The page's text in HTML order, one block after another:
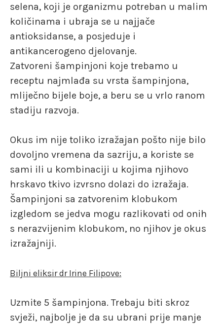
selena, koji je organizmu potreban u malim
količinama i ubraja se u najjače
antioksidanse, a posjeduje i
antikancerogeno djelovanje.
Zatvoreni šampinjoni koje trebamo u
receptu najmlađa su vrsta šampinjona,
mliječno bijele boje, a beru se u vrlo ranom
stadiju razvoja.
Okus im nije toliko izražajan pošto nije bilo
dovoljno vremena da sazriju, a koriste se
sami ili u kombinaciji u kojima njihovo
hrskavo tkivo izvrsno dolazi do izražaja.
Šampinjoni sa zatvorenim klobukom
izgledom se jedva mogu razlikovati od onih
s nerazvijenim klobukom, no njihov je okus
izražajniji.
Biljni eliksir dr Irine Filipove:
Uzmite 5 šampinjona. Trebaju biti skroz
svježi, najbolje je da su ubrani prije manje